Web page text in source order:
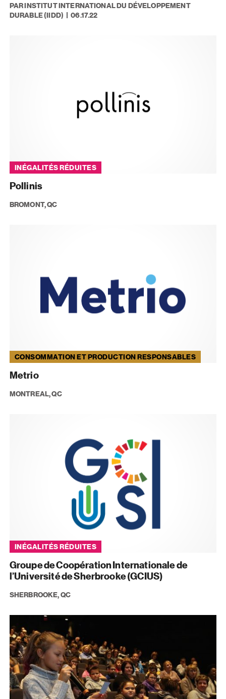
PAR INSTITUT INTERNATIONAL DU DÉVELOPPEMENT
DURABLE (IIDD)
06.17.22
INÉGALITÉS RÉDUITES
Pollinis
BROMONT, QC
CONSOMMATION ET PRODUCTION RESPONSABLES
Metrio
MONTREAL, QC
INÉGALITÉS RÉDUITES
Groupe de Coopération Internationale de
l’Université de Sherbrooke (GCIUS)
SHERBROOKE, QC